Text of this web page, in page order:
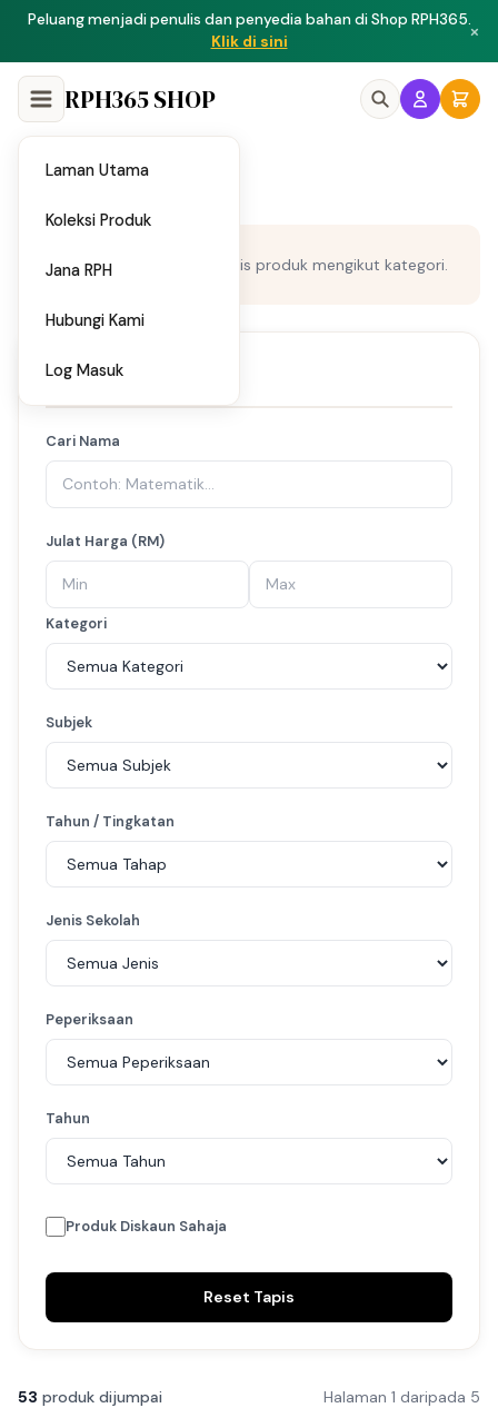
Peluang menjadi penulis dan penyedia bahan di Shop RPH365.
Klik di sini
×
Laman Utama
Koleksi Produk
Jana RPH
Hubungi Kami
Log Masuk
RPH365 SHOP
Matematik Cari dan tapis produk mengikut kategori.
Tapis Produk
Cari Nama
Julat Harga (RM)
Kategori
Subjek
Tahun / Tingkatan
Jenis Sekolah
Peperiksaan
Tahun
Produk Diskaun Sahaja
Reset Tapis
53 produk dijumpai Halaman 1 daripada 5